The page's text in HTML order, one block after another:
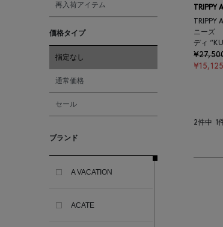
再入荷アイテム
価格タイプ
指定なし
通常価格
セール
ブランド
A VACATION
ACATE
TRIPPY
ニーズ
ディ
¥15,125
2件中 1